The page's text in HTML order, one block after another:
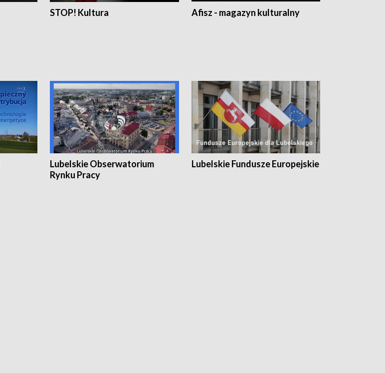
STOP! Kultura Afisz - magazyn kulturalny
Lubelskie Obserwatorium
Rynku Pracy
Lubelskie Fundusze Europejskie